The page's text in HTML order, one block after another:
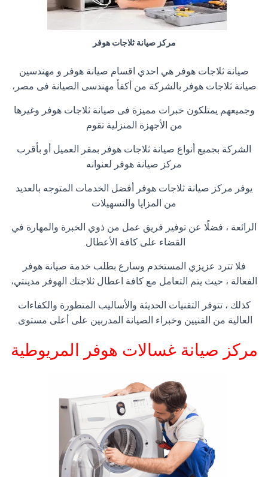
مركز صيانة ثلاجات هوفر
صيانة ثلاجات هوفر هي احدي اقسام صيانة هوفر و مهندسين
صيانة ثلاجات هوفر بالشركة من أكفأ مهندسى الصيانة فى مصر،
وجميعهم يمتلكون خبرات مميزة فى صيانة ثلاجات هوفر وغيرها
من الأجهزة المنزلية تقوم
الشركة بجميع أنواع صيانة ثلاجات هوفر بمقر العميل أو بأقرب
مركز صيانة هوفر لعنوانه
يوفر مركز صيانة ثلاجات هوفر أفضل الخدمات المتوجه بالعديد
من المزايا والتسهيلات
الرائعة ، فضلًا عن توفير فريق عمل من ذوي الخبرة والمهارة في
القضاء على كافة الأعطال.
فلا تترد عزيزي المستخدم وسارع بطلب خدمة صيانة هوفر
الفعالة ، حيث يتم التعامل مع كافة اعطال ثلاجتك الهوفر مدينتي،
كذلك ، تتوفر التقنيات الحديثة والأساليب المتطورة والكفاءات
العالية من الفنيين وخبراء الصيانة المدربين على أعلى مستوى.
مركز صيانة غسالات هوفر المريوطية